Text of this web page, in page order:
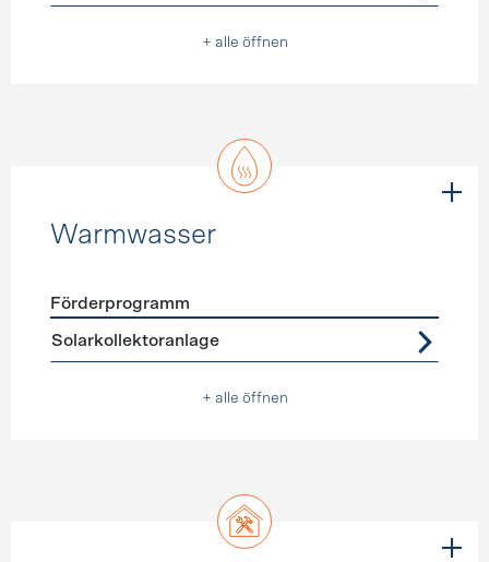
+ alle öffnen
Warmwasser
Förderprogramme
Förderprogramm
Solarkollektoranlage
+ alle öffnen